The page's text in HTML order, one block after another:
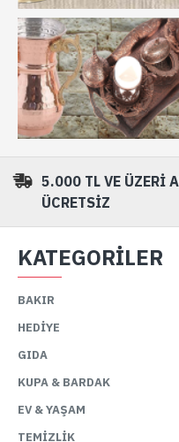
5.000 TL VE ÜZERI
ÜCRETSIZ
KATEGORILER
BAKIR
HEDIYE
GIDA
KUPA & BARDAK
EV & YAŞAM
TEMIZLIK